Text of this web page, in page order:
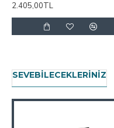
2.405,00TL
SEVEBILECEKLERINIZ